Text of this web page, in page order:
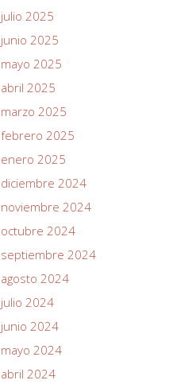
julio 2025
junio 2025
mayo 2025
abril 2025
marzo 2025
febrero 2025
enero 2025
diciembre 2024
noviembre 2024
octubre 2024
septiembre 2024
agosto 2024
julio 2024
junio 2024
mayo 2024
abril 2024